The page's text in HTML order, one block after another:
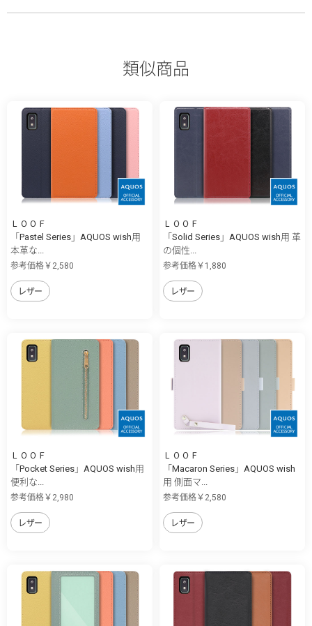
類似商品
ＬＯＯＦ
「Pastel Series」AQUOS wish用
本革な...
参考価格￥2,580
レザー
ＬＯＯＦ
「Solid Series」AQUOS wish用 革
の個性...
参考価格￥1,880
レザー
ＬＯＯＦ
「Pocket Series」AQUOS wish用
便利な...
参考価格￥2,980
レザー
ＬＯＯＦ
「Macaron Series」AQUOS wish
用 側面マ...
参考価格￥2,580
レザー